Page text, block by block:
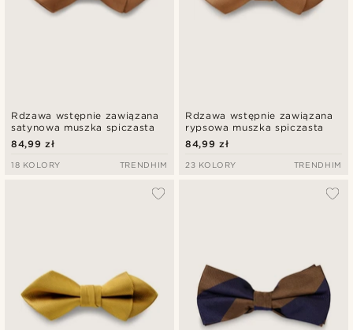
Rdzawa wstępnie zawiązana
satynowa muszka spiczasta
84,99 zł
18 KOLORY TRENDHIM
Rdzawa wstępnie zawiązana
rypsowa muszka spiczasta
84,99 zł
23 KOLORY TRENDHIM